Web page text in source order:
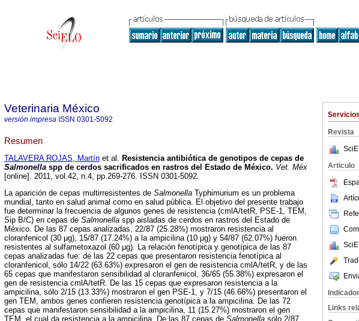
Revista
Articulo
Links
Veterinaria México
versión impresa ISSN 0301-5092
Resumen
TALAVERA ROJAS, Martín et al. Resistencia antibiótica de genotipos de cepas de
Salmonella spp de cerdos sacrificados en rastros del Estado de México. Vet. Méx
[online]. 2011, vol.42, n.4, pp.269-276. ISSN 0301-5092.
La aparición de cepas multirresistentes de Salmonella Typhimurium es un problema
mundial, tanto en salud animal como en salud pública. El objetivo del presente trabajo
fue determinar la frecuencia de algunos genes de resistencia (cmlA/tetR, PSE-1, TEM,
Sip B/C) en cepas de Salmonella spp aisladas de cerdos en rastros del Estado de
México. De las 87 cepas analizadas, 22/87 (25.28%) mostraron resistencia al
cloranfenicol (30 μg), 15/87 (17.24%) a la ampicilina (10 μg) y 54/87 (62.07%) fueron
resistentes al sulfametoxazol (60 μg). La relación fenotípica y genotípica de las 87
cepas analizadas fue: de las 22 cepas que presentaron resistencia fenotípica al
cloranfenicol, sólo 14/22 (63.63%) expresaron el gen de resistencia cmlA/tetR, y de las
65 cepas que manifestaron sensibilidad al cloranfenicol, 36/65 (55.38%) expresaron el
gen de resistencia cmlA/tetR. De las 15 cepas que expresaron resistencia a la
ampicilina, sólo 2/15 (13.33%) mostraron el gen PSE-1, y 7/15 (46.66%) presentaron el
gen TEM, ambos genes confieren resistencia genotípica a la ampicilina. De las 72
cepas que manifestaron sensibilidad a la ampicilina, 11 (15.27%) mostraron el gen
TEM, el cual da resistencia a la ampicilina. De las 87 cepas de Salmonella sólo 2/87